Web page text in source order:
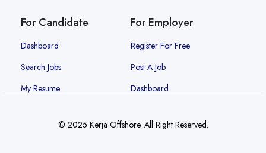
For Candidate
Dashboard
Search Jobs
My Resume
For Employer
Register For Free
Post A Job
Dashboard
© 2025 Kerja Offshore. All Right Reserved.